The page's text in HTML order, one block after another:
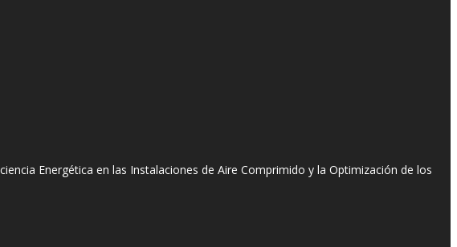
Energética en las Instalaciones de Aire Comprimido y la Optimización de los